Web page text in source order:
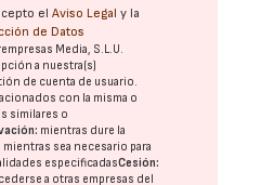
elAviso Legal y la
de Datos
Media, S.L.U.
a nuestra(s)
de cuenta de usuario.
con la misma o
similares o
mientras dure la
sea necesario para
especificadasCesión:
a otras empresas del